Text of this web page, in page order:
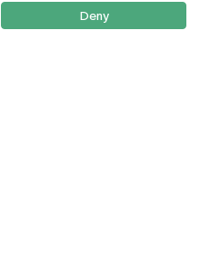
Como Chegar
Newsletter
Deny